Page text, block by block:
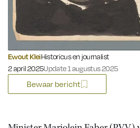
Ewout KleiHistoricus en journalist
Gepubliceerd op:
2 april 2025Update 1 augustus 2025
Bewaar bericht